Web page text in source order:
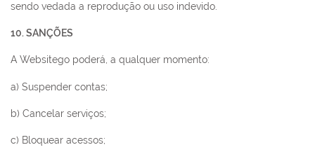
sendo vedada a reprodução ou uso indevido.
10. SANÇÕES
A Websitego poderá, a qualquer momento:
a) Suspender contas;
b) Cancelar serviços;
c) Bloquear acessos;